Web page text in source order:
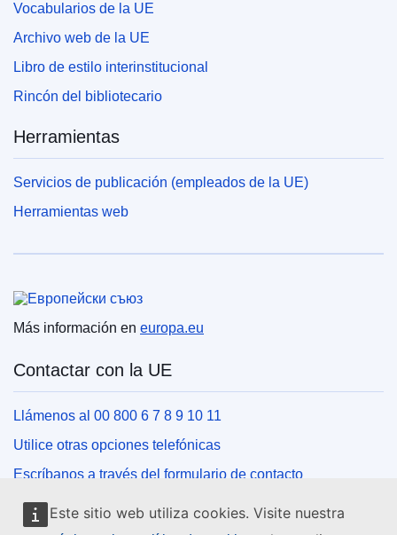
Este sitio web utiliza cookies. Visite nuestra
Vocabularios de la UE
Archivo web de la UE
Libro de estilo interinstitucional
Rincón del bibliotecario
Herramientas
Servicios de publicación (empleados de la UE)
Herramientas web
Más información en europa.eu
Contactar con la UE
Llámenos al 00 800 6 7 8 9 10 11
Utilice otras opciones telefónicas
Escríbanos a través del formulario de contacto
Venga a conocernos a una de las oficinas de la UE